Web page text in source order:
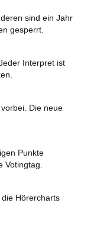
sind ein Jahr
gesperrt.
Interpret ist
Die neue
Punkte
Votingtag.
Hörercharts